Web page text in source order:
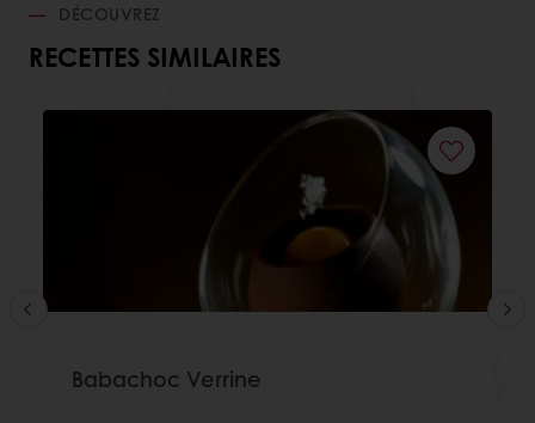
DÉCOUVREZ
RECETTES SIMILAIRES
Babachoc Verrine